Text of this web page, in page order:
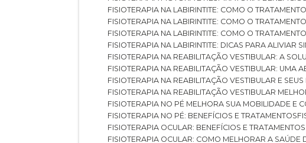
FISIOTERAPIA NA LABIRINTITE: COMO O
FISIOTERAPIA NA LABIRINTITE: COMO O
FISIOTERAPIA NA LABIRINTITE: COMO O
FISIOTERAPIA NA LABIRINTITE: DICAS PARA ALIVIAR
FISIOTERAPIA NA REABILITAÇÃO VESTIBULAR: A
FISIOTERAPIA NA REABILITAÇÃO VESTIBULAR: UMA
FISIOTERAPIA NA REABILITAÇÃO VESTIBULAR E
FISIOTERAPIA NA REABILITAÇÃO VESTIBULAR
FISIOTERAPIA NO PÉ MELHORA SUA MOBILIDADE E
FISIOTERAPIA NO PÉ: BENEFÍCIOS E TRATAMENTOS
FISIOTERAPIA OCULAR: BENEFÍCIOS E
FISIOTERAPIA OCULAR: COMO MELHORAR A